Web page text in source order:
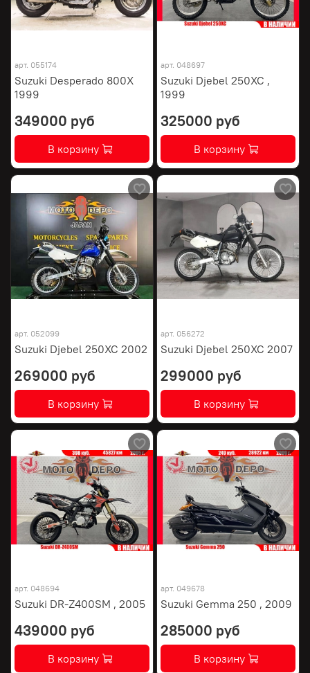
арт. 055174
Suzuki Desperado 800X
1999
349000 руб
В корзину
арт. 048697
Suzuki Djebel 250XC ,
1999
325000 руб
В корзину
арт. 052099
Suzuki Djebel 250XC 2002
269000 руб
В корзину
арт. 056272
Suzuki Djebel 250XC 2007
299000 руб
В корзину
арт. 048694
Suzuki DR-Z400SM , 2005
439000 руб
В корзину
арт. 049678
Suzuki Gemma 250 , 2009
285000 руб
В корзину